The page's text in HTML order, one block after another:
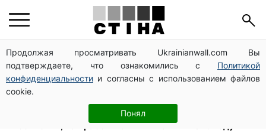
Продолжая просматривать Ukrainianwall.com Вы
подтверждаете, что ознакомились с Политикой
конфиденциальности и согласны с использованием файлов
cookie.
Понял
Пенсионная реформа в сентябре: добровольные
накопления и пересмотр спецпенсий судей
Тариф от 190 грн в месяц: Киевстар и lifecell дают
скидки пенсионерам, Vodafone — без льгот
Зарплата 30 000 грн — пенсия 11 500 грн: ПФУ
объяснил, как рассчитать выплаты в 2026 году